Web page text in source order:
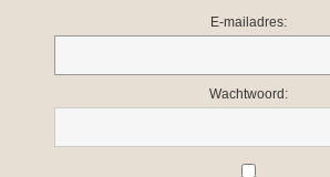
E-mailadres:
Wachtwoord: